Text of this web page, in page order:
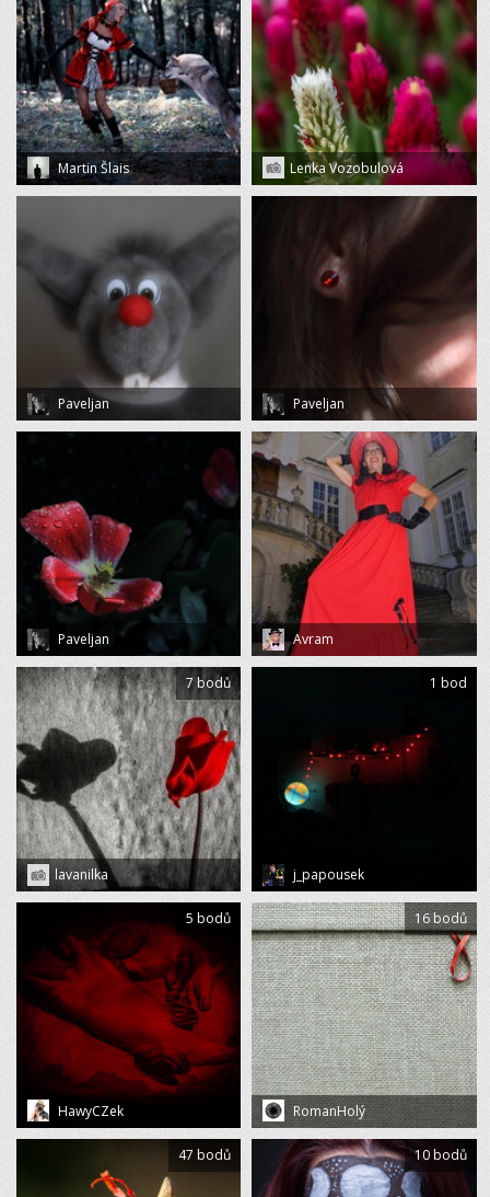
Martin Šlais Lenka Vozobulová
Paveljan Paveljan
Paveljan Avram
lavanilka
7 bodů
j_papousek
1 bod
HawyCZek
5 bodů
RomanHolý
16 bodů
47 bodů 10 bodů